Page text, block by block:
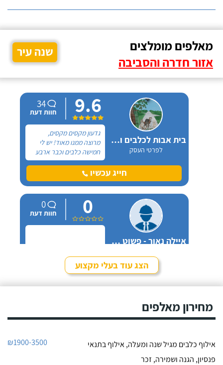
מאלפים מומלצים
אזור חדרה והסביבה
שנה עיר
בית אבות לכלבים ופנסיון חתולים
לפרטי העסק
9.6
34
חוות דעת
גדעון מקסים מקסים,
מרוצה ממנו מאוד! יש לי
חמישה כלבים וכבר ארבע
שנים, כל פעם שיש לי
נסיעה והיעדרות מהבית,
אני שמה אצלו את הכלבים,
אותו ומאושרים כשהם
חוזרים הביתה - ממליצה
בחום.
חייג עכשיו
איילה נאור - פשוט מאלפת בחיפה
0
0
חוות דעת
חייג עכשיו
מקום בטבע בגבעת עדה
יש לו גישה מצויינת לכלבים,
הצג עוד בעלי מקצוע
מחירון מאלפים
אילוף כלבים מגיל שנה ומעלה, אילוף בתנאי
פנסיון, הגנה ושמירה, זכר
₪1900-3500